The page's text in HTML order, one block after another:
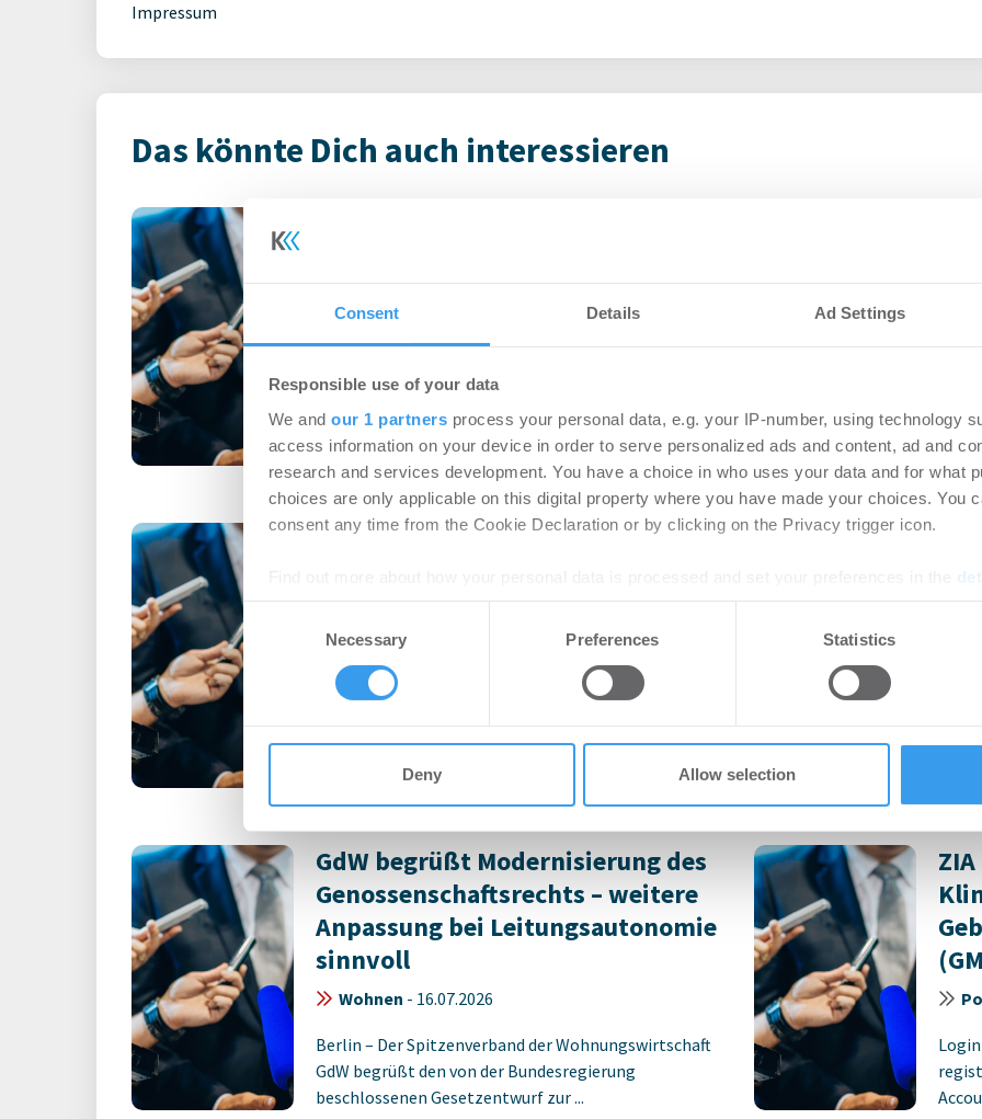
Consent Details Ad Settings
Responsible use of your data
We and our 1 partners process your personal data, e.g. your IP-number, using technology
access information on your device in order to serve personalized ads and content, ad and
research and services development. You have a choice in who uses your data and for what
choices are only applicable on this digital property where you have made your choices. You
consent any time from the Cookie Declaration or by clicking on the Privacy trigger icon.
We use cookies to personalise content and ads, to provide social media features and to
other information that you’ve provided to them or that they’ve collected from your use of their
Consent
Selection
Necessary Preferences Statistics
Deny Allow selection
Impressum
Das könnte Dich auch interessieren
Netzanschlusspaket
Login für den ganzen Artikel Wenn noch nicht
registriert, erstellen Sie sich jetzt Ihren kostenlosen
Account, um auf die neusten ...
Genehmigt, aber nicht gebaut: Die
registriert, erstellen Sie sich jetzt Ihren kostenlosen
GdW begrüßt Modernisierung des
Genossenschaftsrechts – weitere
Anpassung bei Leitungsautonomie
sinnvoll
Wohnen - 16.07.2026
Berlin – Der Spitzenverband der Wohnungswirtschaft
GdW begrüßt den von der Bundesregierung
beschlossenen Gesetzentwurf zur ...